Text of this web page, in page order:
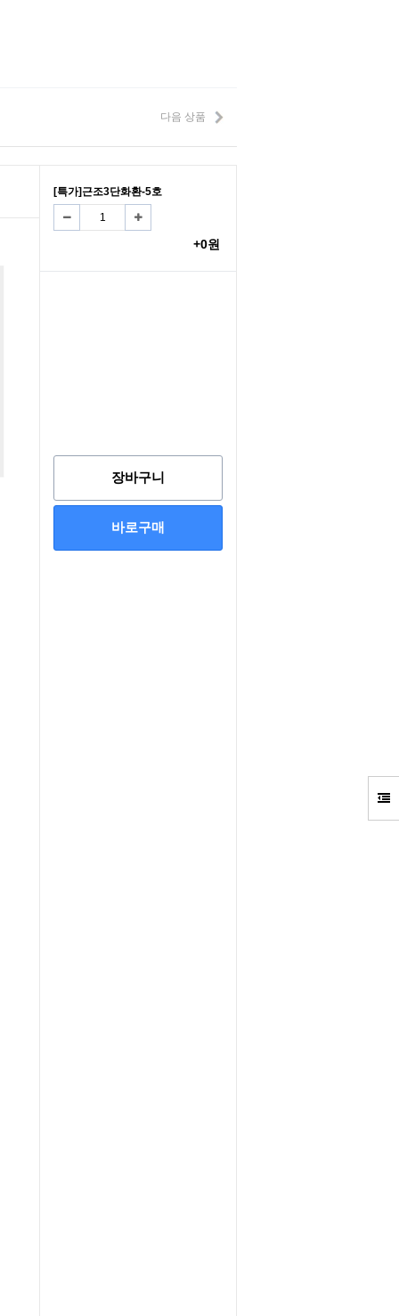
다음 상품
[특가]근조3단화환-5호
+0원
장바구니
바로구매